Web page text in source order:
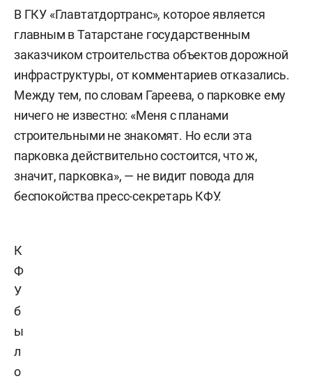
В ГКУ «Главтатдортранс», которое является
главным в Татарстане государственным
заказчиком строительства объектов дорожной
инфраструктуры, от комментариев отказались.
Между тем, по словам Гареева, о парковке ему
ничего не известно: «Меня с планами
строительными не знакомят. Но если эта
парковка действительно состоится, что ж,
значит, парковка», — не видит повода для
беспокойства пресс-секретарь КФУ.
К
Ф
У
б
ы
л
о